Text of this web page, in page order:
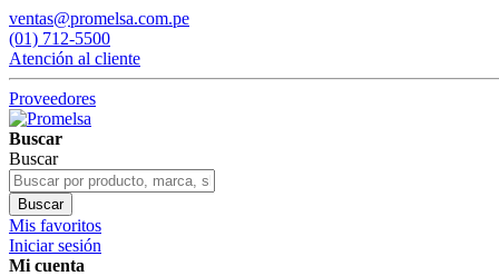
ventas@promelsa.com.pe
(01) 712-5500
Atención al cliente
Proveedores
Buscar
Buscar
Buscar
Mis favoritos
Iniciar sesión
Mi cuenta